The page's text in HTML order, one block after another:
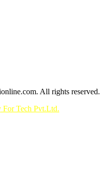
All rights reserved.
For Tech Pvt.Ltd.